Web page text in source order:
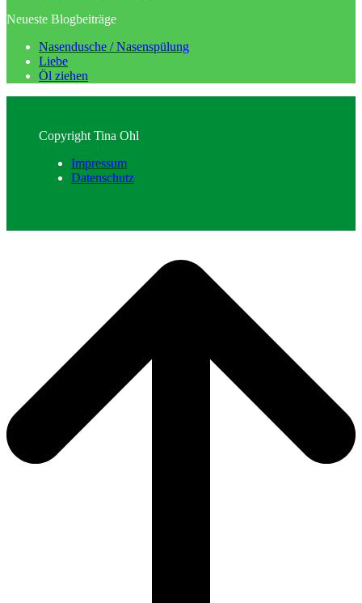
Neueste Blogbeiträge
Nasendusche / Nasenspülung
Liebe
Öl ziehen
Copyright Tina Ohl
Impressum
Datenschutz